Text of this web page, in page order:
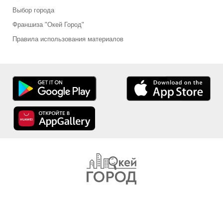
Выбор города
Франшиза "Окей Город"
Правила использования материалов